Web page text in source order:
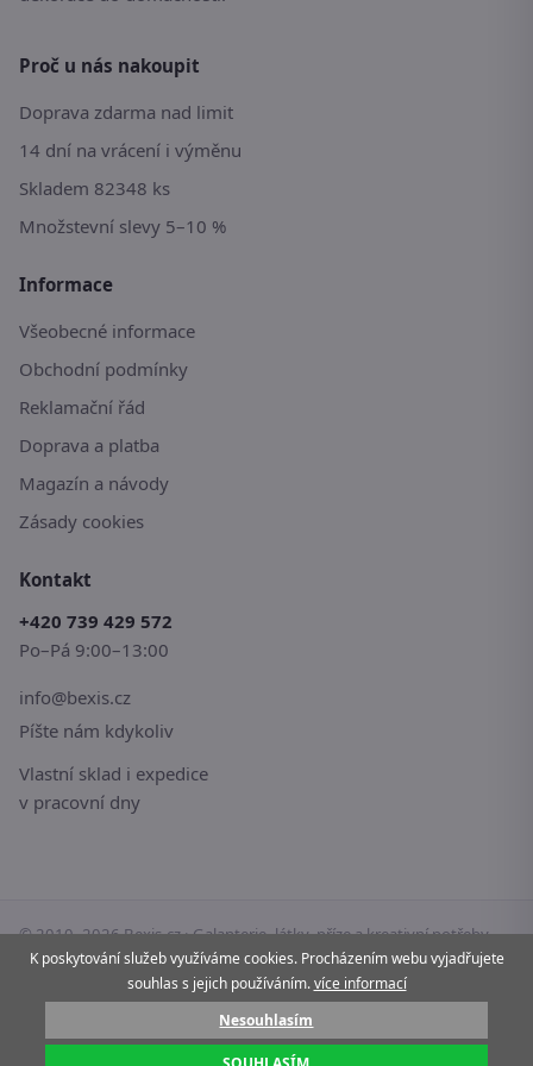
Proč u nás nakoupit
Doprava zdarma nad limit
14 dní na vrácení i výměnu
Skladem 82348 ks
Množstevní slevy 5–10 %
Informace
Všeobecné informace
Obchodní podmínky
Reklamační řád
Doprava a platba
Magazín a návody
Zásady cookies
Kontakt
+420 739 429 572
Po–Pá 9:00–13:00
info@bexis.cz
Píšte nám kdykoliv
Vlastní sklad i expedice
v pracovní dny
© 2010–2026 Bexis.cz · Galanterie, látky, příze a kreativní potřeby
pro vaše tvoření.
Stránky používají cookies.Více informací
Mastercard
K poskytování služeb využíváme cookies. Procházením webu vyjadřujete
souhlas s jejich používáním.více informací
Nesouhlasím